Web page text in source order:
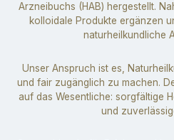
Arzneibuchs (HAB) hergestellt.
kolloidale Produkte ergänzen
naturheilkundliche
Unser Anspruch ist es,
und fair zugänglich zu machen.
auf das Wesentliche: sorgfältige
und